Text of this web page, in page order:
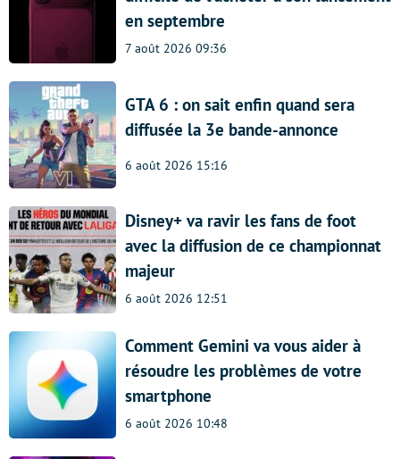
en septembre
7 août 2026 09:36
GTA 6 : on sait enfin quand sera
diffusée la 3e bande-annonce
6 août 2026 15:16
Disney+ va ravir les fans de foot
avec la diffusion de ce championnat
majeur
6 août 2026 12:51
Comment Gemini va vous aider à
résoudre les problèmes de votre
smartphone
6 août 2026 10:48